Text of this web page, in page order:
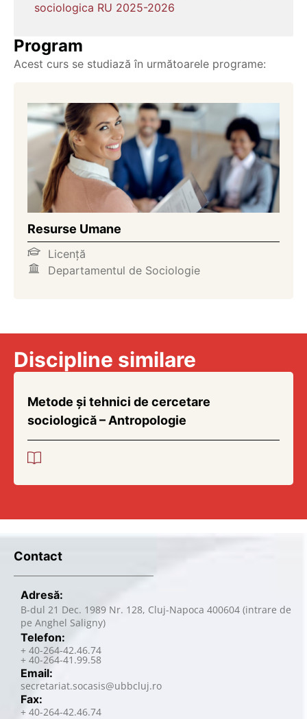
sociologica RU 2025-2026
Program
Acest curs se studiază în următoarele programe:
Resurse Umane
Licență
Departamentul de Sociologie
Discipline similare
Metode și tehnici de cercetare
sociologică – Antropologie
Contact
Adresă:
B-dul 21 Dec. 1989 Nr. 128, Cluj-Napoca 400604 (intrare de
pe Anghel Saligny)
Telefon:
+ 40-264-42.46.74
+ 40-264-41.99.58
Email:
secretariat.socasis@ubbcluj.ro
Fax:
+ 40-264-42.46.74